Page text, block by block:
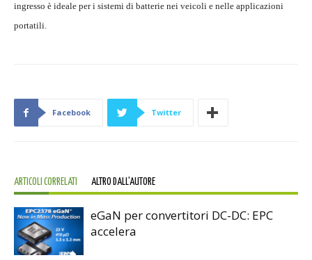
ingresso è ideale per i sistemi di batterie nei veicoli e nelle applicazioni
portatili.
Facebook Twitter
ARTICOLI CORRELATI ALTRO DALL'AUTORE
eGaN per convertitori DC-DC: EPC
accelera